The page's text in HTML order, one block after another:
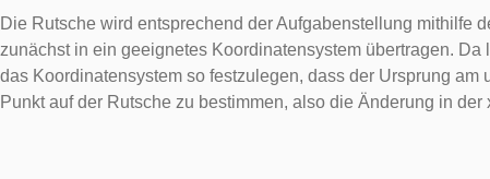
Die Rutsche wird entsprechend der Aufgabenstellung mithilfe
zunächst in ein geeignetes Koordinatensystem übertragen.
das Koordinatensystem so festzulegen, dass der Ursprung
Punkt auf der Rutsche zu bestimmen, also die Änderung in